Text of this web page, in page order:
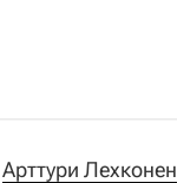
Арттури Лехконен